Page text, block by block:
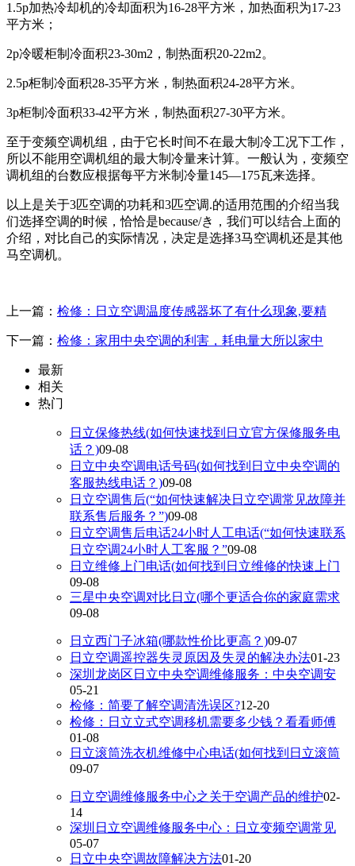
1.5p加热冷却机的冷却面积为16-28平方米，加热面积为17-23
平方米；
2p冷暖柜制冷面积23-30m2，制热面积20-22m2。
2.5p柜制冷面积28-35平方米，制热面积24-28平方米。
3p柜制冷面积33-42平方米，制热面积27-30平方米。
至于变频空调机组，由于它长时间不在最大制冷工况下工作，
所以不能用空调机组的最大制冷量来计算。一般认为，变频空
调机组的台数应根据每平方米制冷量145—175瓦来选择。
以上是关于3匹空调的功耗和3匹空调.的适用范围的介绍当我
们选择空调的时候，恰恰是because/き，我们可以结合上面的
介绍，对比自己的实际情况，决定是选择3马空调机还是其他
马空调机。
上一篇： 检修：日立空调温度传感器坏了有什么现象,要精
下一篇： 检修：家用中央空调的利害，耗电量大所以家中
最新
相关
热门
日立保修热线(如何快速找到日立官方保修服务电
话？)09-08
日立中央空调电话号码(如何找到日立中央空调的
客服热线电话？)09-08
日立空调售后(“如何快速解决日立空调常见故障并
联系售后服务？”)09-08
日立空调售后电话24小时人工电话(“如何快速联系
日立空调24小时人工客服？”09-08
日立维修上门电话(如何找到日立维修的快速上门
09-08
三星中央空调对比日立(哪个更适合你的家庭需求
09-08
日立西门子冰箱(哪款性价比更高？)09-07
日立空调遥控器失灵原因及失灵的解决办法01-23
深圳龙岗区日立中央空调维修服务：中央空调安
05-21
检修：简要了解空调清洗误区?12-20
检修：日立立式空调移机需要多少钱？看看师傅
01-08
日立滚筒洗衣机维修中心电话(如何找到日立滚筒
09-07
日立空调维修服务中心之关于空调产品的维护02-
14
深圳日立空调维修服务中心：日立变频空调常见
05-07
日立中央空调故障解决方法01-20